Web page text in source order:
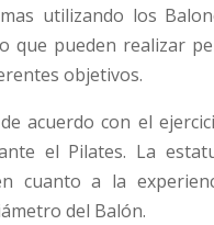
utilizando los
que pueden realizar
objetivos.
acuerdo con el
el Pilates. La
cuanto a la
del Balón.